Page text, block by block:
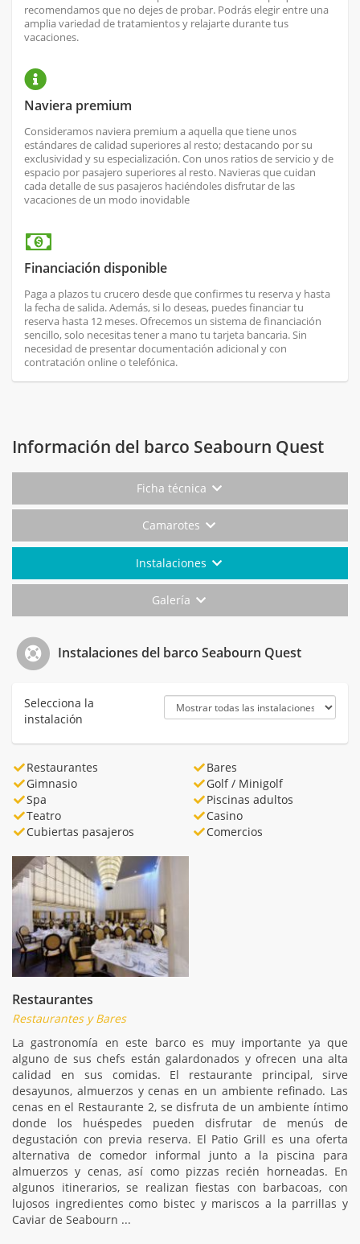
recomendamos que no dejes de probar. Podrás elegir entre una
amplia variedad de tratamientos y relajarte durante tus
vacaciones.
Naviera premium
Consideramos naviera premium a aquella que tiene unos
estándares de calidad superiores al resto; destacando por su
exclusividad y su especialización. Con unos ratios de servicio y de
espacio por pasajero superiores al resto. Navieras que cuidan
cada detalle de sus pasajeros haciéndoles disfrutar de las
vacaciones de un modo inovidable
Financiación disponible
Paga a plazos tu crucero desde que confirmes tu reserva y hasta
la fecha de salida. Además, si lo deseas, puedes financiar tu
reserva hasta 12 meses. Ofrecemos un sistema de financiación
sencillo, solo necesitas tener a mano tu tarjeta bancaria. Sin
necesidad de presentar documentación adicional y con
contratación online o telefónica.
Información del barco Seabourn Quest
Ficha técnica
Camarotes
Instalaciones
Galería
Instalaciones del barco Seabourn Quest
Selecciona la
instalación
Restaurantes
Bares
Gimnasio
Golf / Minigolf
Spa
Piscinas adultos
Teatro
Casino
Cubiertas pasajeros
Comercios
Restaurantes
Restaurantes y Bares
La gastronomía en este barco es muy importante ya que
alguno de sus chefs están galardonados y ofrecen una alta
calidad en sus comidas. El restaurante principal, sirve
desayunos, almuerzos y cenas en un ambiente refinado. Las
cenas en el Restaurante 2, se disfruta de un ambiente íntimo
donde los huéspedes pueden disfrutar de menús de
degustación con previa reserva. El Patio Grill es una oferta
alternativa de comedor informal junto a la piscina para
almuerzos y cenas, así como pizzas recién horneadas. En
algunos itinerarios, se realizan fiestas con barbacoas, con
lujosos ingredientes como bistec y mariscos a la parrillas y
Caviar de Seabourn ...